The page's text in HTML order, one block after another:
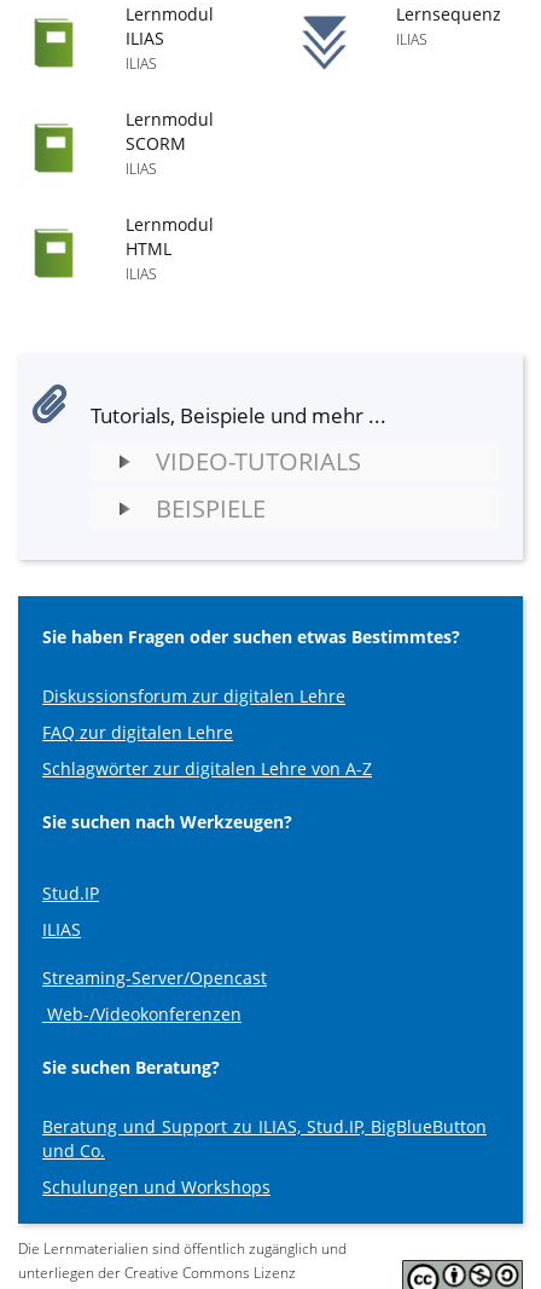
Lernmodul
ILIAS
ILIAS
Lernmodul
SCORM
ILIAS
Lernmodul
HTML
ILIAS
Lernsequenz
ILIAS
Tutorials, Beispiele und mehr ...
VIDEO-TUTORIALS
BEISPIELE
Sie haben Fragen oder suchen etwas Bestimmtes?
Diskussionsforum zur digitalen Lehre
FAQ zur digitalen Lehre
Schlagwörter zur digitalen Lehre von A-Z
Sie suchen nach Werkzeugen?
Stud.IP
ILIAS
Streaming-Server/Opencast
Web-/Videokonferenzen
Sie suchen Beratung?
Beratung und Support zu ILIAS, Stud.IP, BigBlueButton
und Co.
Schulungen und Workshops
Die Lernmaterialien sind öffentlich zugänglich und
unterliegen der Creative Commons Lizenz